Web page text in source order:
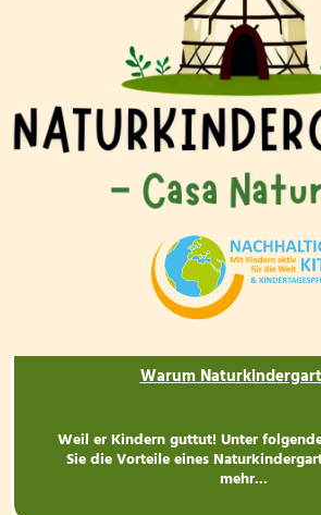
Warum
Weil er Kindern guttut! Unter
Sie die Vorteile eines
mehr...